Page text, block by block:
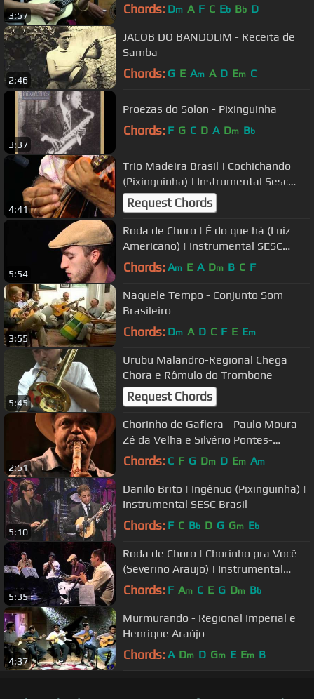
3:57 Chords: Dm A F C Eb Bb D
2:46
JACOB DO BANDOLIM - Receita de
Samba
Chords: G E Am A D Em C
3:37
Proezas do Solon - Pixinguinha
Chords: F G C D A Dm Bb
4:41
Trio Madeira Brasil | Cochichando
(Pixinguinha) | Instrumental Sesc
Brasil
Request Chords
5:54
Roda de Choro | É do que há (Luiz
Americano) | Instrumental SESC
Brasil
Chords: Am E A Dm B C F
3:55
Naquele Tempo - Conjunto Som
Brasileiro
Chords: Dm A D C F E Em
5:45
Urubu Malandro-Regional Chega
Chora e Rômulo do Trombone
Request Chords
2:51
Chorinho de Gafiera - Paulo Moura-
Zé da Velha e Silvério Pontes-
Daniela Spielmann
Chords: C F G Dm D Em Am
5:10
Danilo Brito | Ingênuo (Pixinguinha) |
Instrumental SESC Brasil
Chords: F C Bb D G Gm Eb
5:35
Roda de Choro | Chorinho pra Você
(Severino Araujo) | Instrumental
SESC Brasil
Chords: F Am C E G Dm Bb
4:37
Murmurando - Regional Imperial e
Henrique Araújo
Chords: A Dm D Gm E Em B